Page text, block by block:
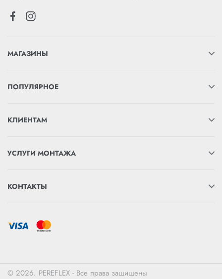
МАГАЗИНЫ
ПОПУЛЯРНОЕ
КЛИЕНТАМ
УСЛУГИ МОНТАЖА
КОНТАКТЫ
© 2026. PEREFLEX - Все права защищены